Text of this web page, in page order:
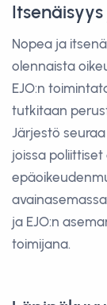
Nopea ja
olennaista
EJO:n
tutkitaan
Järjestö
joissa
ja EJO:n
toimijana.